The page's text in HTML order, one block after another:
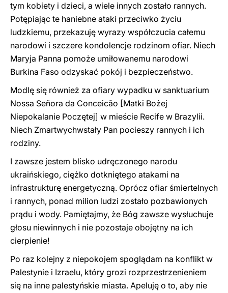
tym kobiety i dzieci, a wiele innych zostało rannych.
Potępiając te haniebne ataki przeciwko życiu
ludzkiemu, przekazuję wyrazy współczucia całemu
narodowi i szczere kondolencje rodzinom ofiar. Niech
Maryja Panna pomoże umiłowanemu narodowi
Burkina Faso odzyskać pokój i bezpieczeństwo.
Modlę się również za ofiary wypadku w sanktuarium
Nossa Señora da Conceicão [Matki Bożej
Niepokalanie Poczętej] w mieście Recife w Brazylii.
Niech Zmartwychwstały Pan pocieszy rannych i ich
rodziny.
I zawsze jestem blisko udręczonego narodu
ukraińskiego, ciężko dotkniętego atakami na
infrastrukturę energetyczną. Oprócz ofiar śmiertelnych
i rannych, ponad milion ludzi zostało pozbawionych
prądu i wody. Pamiętajmy, że Bóg zawsze wysłuchuje
głosu niewinnych i nie pozostaje obojętny na ich
cierpienie!
Po raz kolejny z niepokojem spoglądam na konflikt w
Palestynie i Izraelu, który grozi rozprzestrzenieniem
się na inne palestyńskie miasta. Apeluję o to, aby nie